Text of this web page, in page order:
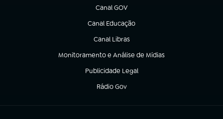
Canal GOV
(abre em nova aba)
Canal Educação
(abre em nova aba)
Canal Libras
(abre em nova aba)
Monitoramento e Análise de Mídias
(abre em nova aba)
Publicidade Legal
(abre em nova aba)
Rádio Gov
(abre em nova aba)